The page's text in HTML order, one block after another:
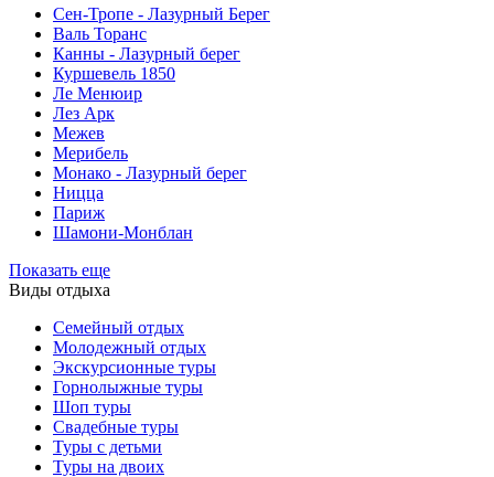
Cен-Тропе - Лазурный Берег
Валь Торанс
Канны - Лазурный берег
Куршевель 1850
Ле Менюир
Лез Арк
Межев
Мерибель
Монако - Лазурный берег
Ницца
Париж
Шамони-Монблан
Показать еще
Виды отдыха
Семейный отдых
Молодежный отдых
Экскурсионные туры
Горнолыжные туры
Шоп туры
Свадебные туры
Туры с детьми
Туры на двоих